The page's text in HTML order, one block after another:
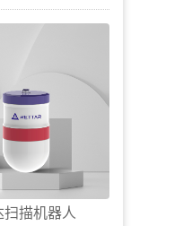
描机器人